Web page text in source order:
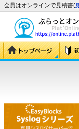
会員はオンラインで見積書(